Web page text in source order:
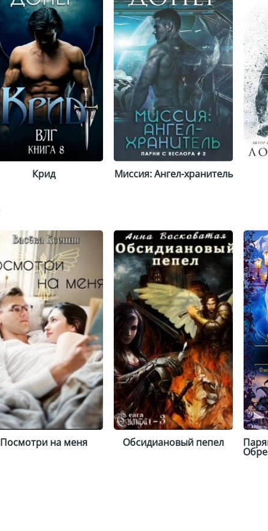
ПРИМЕЧАНИЕ
порожденные ими
эти существа живут
Крид Миссия: Ангел-хранитель
Посмотри на меня Обсидиановый пепел